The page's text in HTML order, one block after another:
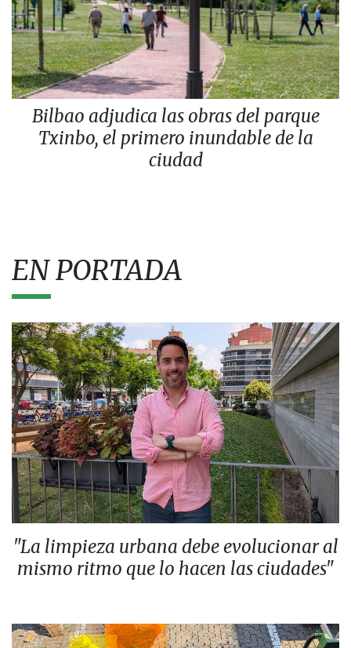
Bilbao adjudica las obras del parque
Txinbo, el primero inundable de la
ciudad
EN PORTADA
"La limpieza urbana debe evolucionar al
mismo ritmo que lo hacen las ciudades"